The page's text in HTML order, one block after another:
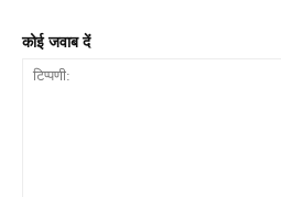
कोई जवाब दें